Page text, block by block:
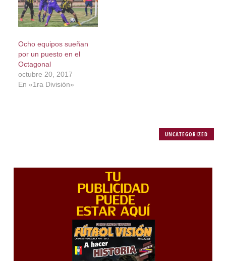
Ocho equipos sueñan
por un puesto en el
Octagonal
octubre 20, 2017
En «1ra División»
UNCATEGORIZED